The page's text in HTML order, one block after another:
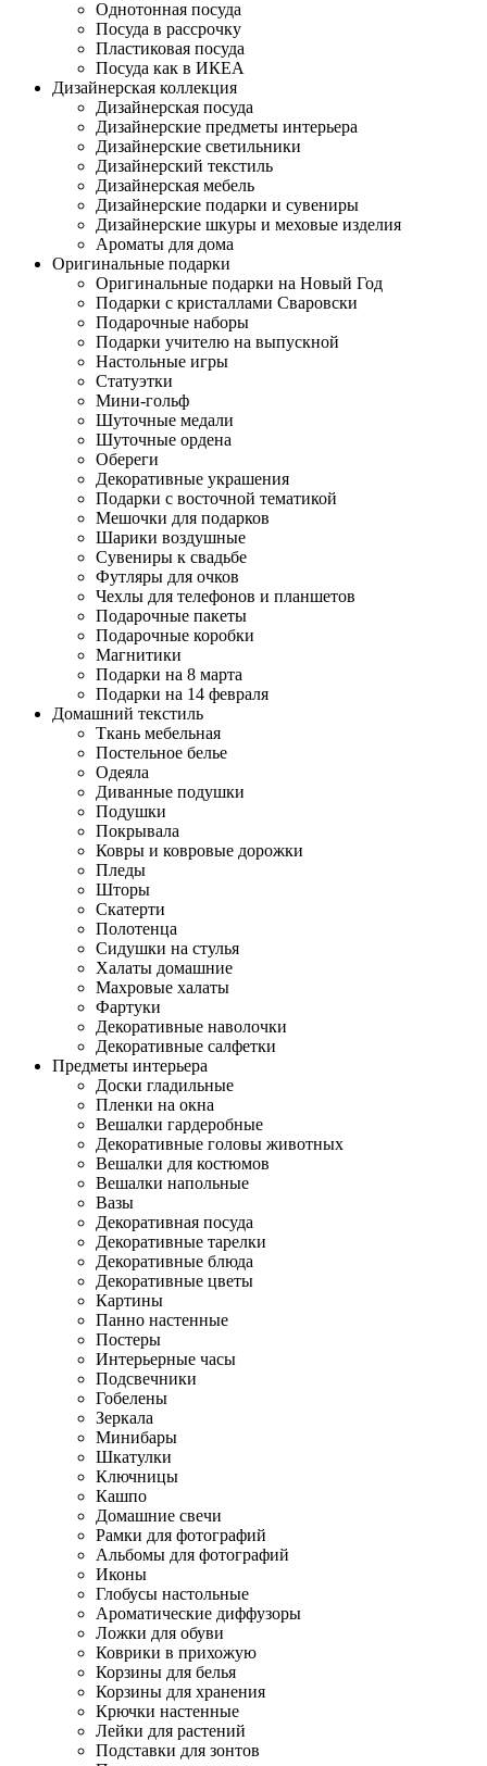
Однотонная посуда
Посуда в рассрочку
Пластиковая посуда
Посуда как в ИКЕА
Дизайнерская коллекция
Дизайнерская посуда
Дизайнерские предметы интерьера
Дизайнерские светильники
Дизайнерский текстиль
Дизайнерская мебель
Дизайнерские подарки и сувениры
Дизайнерские шкуры и меховые изделия
Ароматы для дома
Оригинальные подарки
Оригинальные подарки на Новый Год
Подарки с кристаллами Сваровски
Подарочные наборы
Подарки учителю на выпускной
Настольные игры
Статуэтки
Мини-гольф
Шуточные медали
Шуточные ордена
Обереги
Декоративные украшения
Подарки с восточной тематикой
Мешочки для подарков
Шарики воздушные
Сувениры к свадьбе
Футляры для очков
Чехлы для телефонов и планшетов
Подарочные пакеты
Подарочные коробки
Магнитики
Подарки на 8 марта
Подарки на 14 февраля
Домашний текстиль
Ткань мебельная
Постельное белье
Одеяла
Диванные подушки
Подушки
Покрывала
Ковры и ковровые дорожки
Пледы
Шторы
Скатерти
Полотенца
Сидушки на стулья
Халаты домашние
Махровые халаты
Фартуки
Декоративные наволочки
Декоративные салфетки
Предметы интерьера
Доски гладильные
Пленки на окна
Вешалки гардеробные
Декоративные головы животных
Вешалки для костюмов
Вешалки напольные
Вазы
Декоративная посуда
Декоративные тарелки
Декоративные блюда
Декоративные цветы
Картины
Панно настенные
Постеры
Интерьерные часы
Подсвечники
Гобелены
Зеркала
Минибары
Шкатулки
Ключницы
Кашпо
Домашние свечи
Рамки для фотографий
Альбомы для фотографий
Иконы
Глобусы настольные
Ароматические диффузоры
Ложки для обуви
Коврики в прихожую
Корзины для белья
Корзины для хранения
Крючки настенные
Лейки для растений
Подставки для зонтов